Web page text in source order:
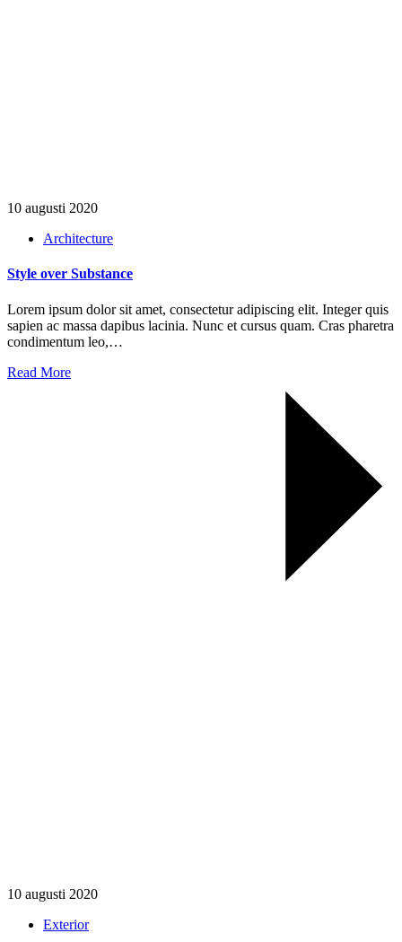
10 augusti 2020
Architecture
Style over Substance
Lorem ipsum dolor sit amet, consectetur adipiscing elit. Integer quis
sapien ac massa dapibus lacinia. Nunc et cursus quam. Cras pharetra
condimentum leo,…
Read More
10 augusti 2020
Exterior